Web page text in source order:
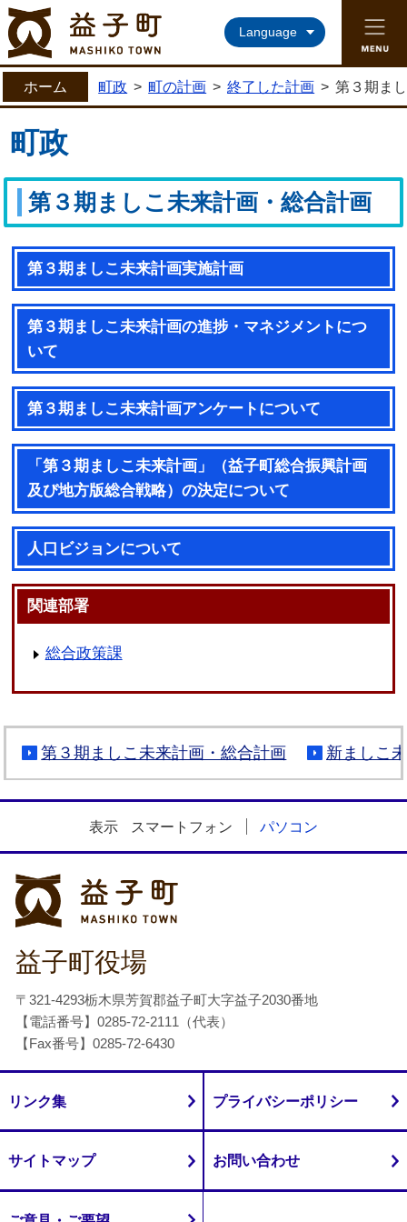
益子町ホームページ
Language
ホーム 町政 > 町の計画 > 終了した計画 > 第３期ま
町政
第３期ましこ未来計画・総合計画
第３期ましこ未来計画実施計画
第３期ましこ未来計画の進捗・マネジメントにつ
いて
第３期ましこ未来計画アンケートについて
「第３期ましこ未来計画」（益子町総合振興計画
及び地方版総合戦略）の決定について
人口ビジョンについて
関連部署
総合政策課
第３期ましこ未来計画・総合計画 新ましこ
表示 スマートフォン パソコン
益子町役場
〒321-4293栃木県芳賀郡益子町大字益子2030番地
【電話番号】0285-72-2111（代表）
【Fax番号】0285-72-6430
リンク集 プライバシーポリシー
サイトマップ お問い合わせ